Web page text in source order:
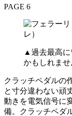
PAGE 6
▲過去最高に
かもしれませ
クラッチペダルの
と寸分違わない頑
動きを電気信号に
備。クラッチペダ